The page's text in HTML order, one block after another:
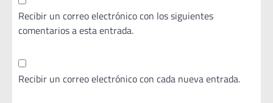
Recibir un correo electrónico con los siguientes
comentarios a esta entrada.
Recibir un correo electrónico con cada nueva entrada.